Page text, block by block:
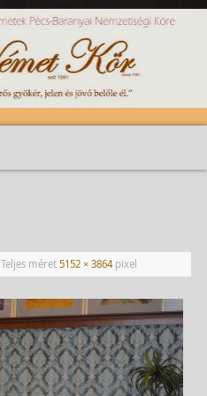
Teljes méret 5152 × 3864pixel